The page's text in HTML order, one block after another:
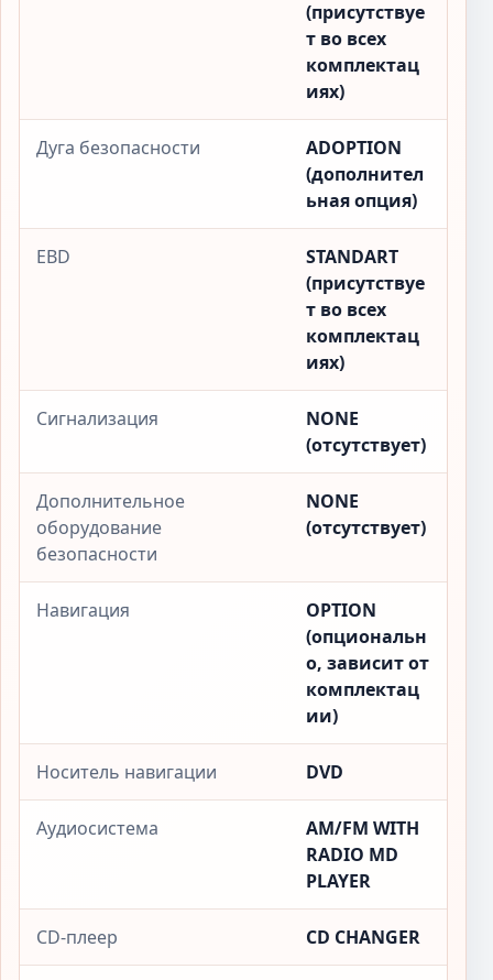
(присутствуе
т во всех
комплектац
иях)
Дуга безопасности
ADOPTION
(дополнител
ьная опция)
EBD
STANDART
(присутствуе
т во всех
комплектац
иях)
Сигнализация
NONE
(отсутствует)
Дополнительное
оборудование
безопасности
NONE
(отсутствует)
Навигация
OPTION
(опциональн
о, зависит от
комплектац
ии)
Носитель навигации DVD
Аудиосистема
AM/FM WITH
RADIO MD
PLAYER
CD-плеер CD CHANGER